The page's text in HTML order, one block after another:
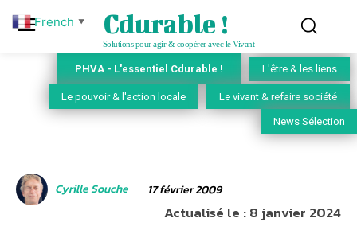
Cdurable !
Solutions pour agir & coopérer avec le Vivant
PHVA - L'essentiel Cdurable ! L'être & les liens
Le pouvoir & l'action locale Le vivant & refaire société
News Sélection
Cyrille Souche 17 février 2009
Actualisé le :8 janvier 2024
French ▼